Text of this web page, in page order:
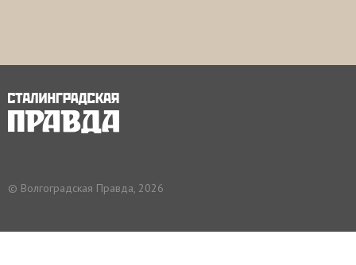
© Волгоградская Правда, 2026